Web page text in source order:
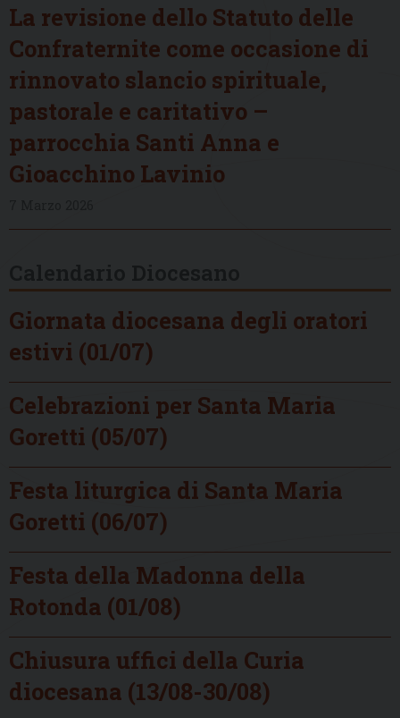
La revisione dello Statuto delle
Confraternite come occasione di
rinnovato slancio spirituale,
pastorale e caritativo –
parrocchia Santi Anna e
Gioacchino Lavinio
Giornata diocesana degli oratori
estivi (01/07)
Celebrazioni per Santa Maria
Goretti (05/07)
Festa liturgica di Santa Maria
Goretti (06/07)
Festa della Madonna della
Rotonda (01/08)
Chiusura uffici della Curia
diocesana (13/08-30/08)